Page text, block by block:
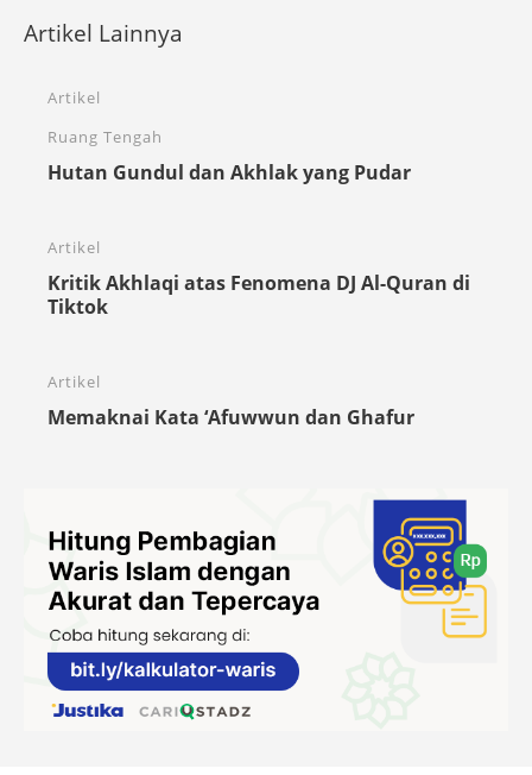
Artikel Lainnya
Artikel
Ruang Tengah
Hutan Gundul dan Akhlak yang Pudar
Artikel
Kritik Akhlaqi atas Fenomena DJ Al-Quran di
Tiktok
Artikel
Memaknai Kata ‘Afuwwun dan Ghafur